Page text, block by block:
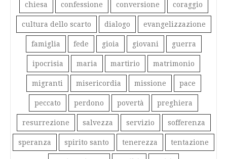
chiesa confessione conversione coraggio
cultura dello scarto dialogo evangelizzazione
famiglia fede gioia giovani guerra
ipocrisia maria martirio matrimonio
migranti misericordia missione pace
peccato perdono povertà preghiera
resurrezione salvezza servizio sofferenza
speranza spirito santo tenerezza tentazione